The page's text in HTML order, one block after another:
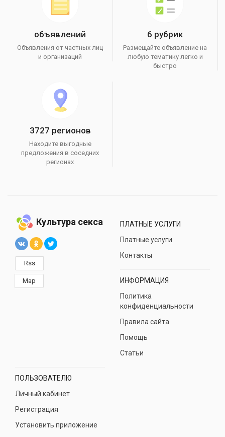
объявлений
Объявления от частных лиц
и организаций
6 рубрик
Размещайте объявление на
любую тематику легко и
быстро
3727 регионов
Находите выгодные
предложения в соседних
регионах
Культура секса
Rss
Map
ПЛАТНЫЕ УСЛУГИ
Платные услуги
Контакты
ИНФОРМАЦИЯ
Политика
конфиденциальности
Правила сайта
Помощь
Статьи
ПОЛЬЗОВАТЕЛЮ
Личный кабинет
Регистрация
Установить приложение